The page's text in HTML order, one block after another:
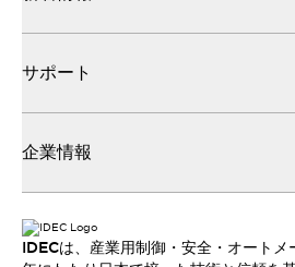
サポート
企業情報
IDECは、産業用制御・安全・オートメ